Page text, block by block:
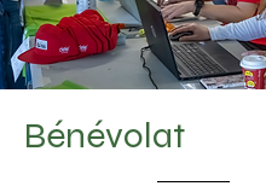
Bénévolat